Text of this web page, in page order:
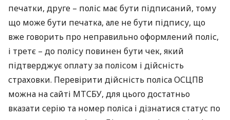
печатки, друге – поліс має бути підписаний, тому
що може бути печатка, але не бути підпису, що
вже говорить про неправильно оформлений поліс,
і третє – до полісу повинен бути чек, який
підтверджує оплату за полісом і дійсність
страховки. Перевірити дійсність полісаОСЦПВ
можна на сайті МТСБУ, для цього достатньо
вказати серію та номер поліса і дізнатися статус по